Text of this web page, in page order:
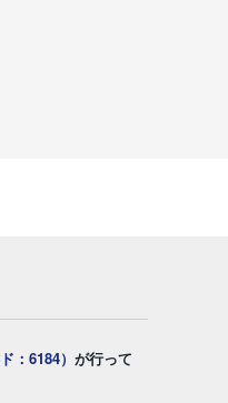
：6184） が行って